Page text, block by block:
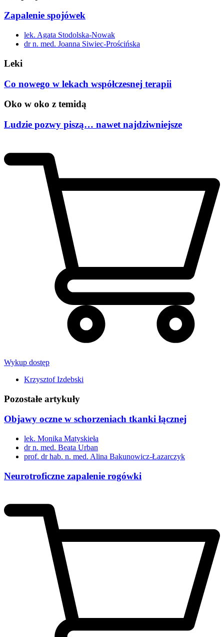
Zapalenie spojówek
lek. Agata Stodolska-Nowak
dr n. med. Joanna Siwiec-Prościńska
Leki
Co nowego w lekach współczesnej terapii
Oko w oko z temidą
Ludzie pozwy piszą… nawet najdziwniejsze
Wykup dostęp
Krzysztof Izdebski
Pozostałe artykuły
Objawy oczne w schorzeniach tkanki łącznej
lek. Monika Matyskieła
dr n. med. Beata Urban
prof. dr hab. n. med. Alina Bakunowicz-Łazarczyk
Neurotroficzne zapalenie rogówki